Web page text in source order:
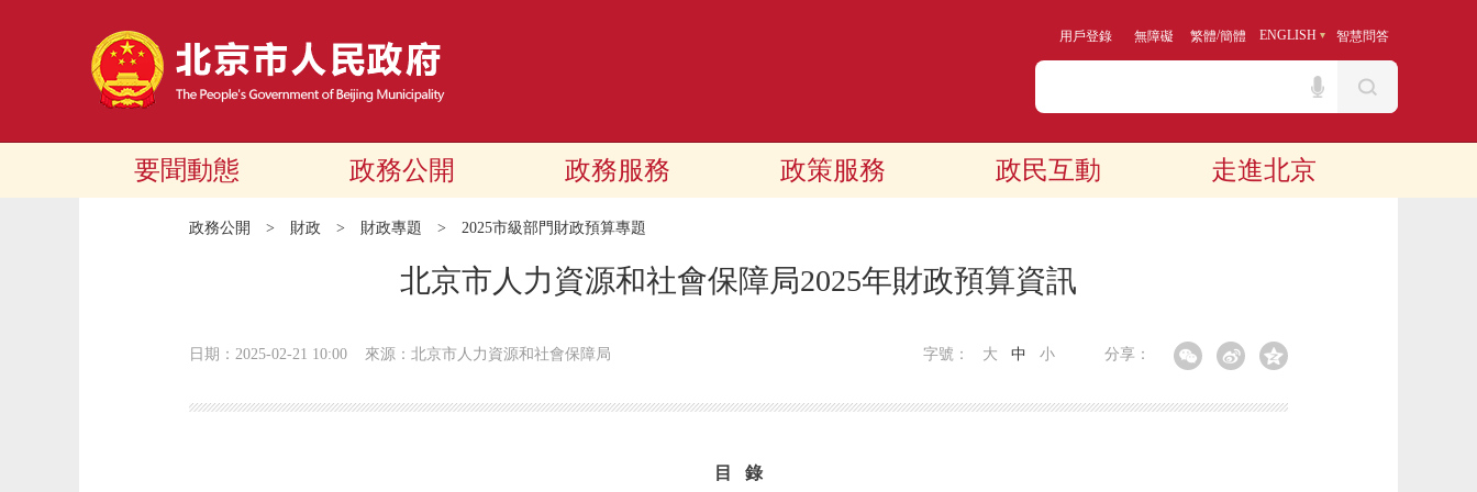
用戶登錄 無障礙 繁體/簡體 ENGLISH 智慧問答
要聞動態 政務公開 政務服務 政策服務 政民互動 走進北京
政務公開 > 財政 > 財政專題 > 2025市級部門財政預算專題
北京市人力資源和社會保障局2025年財政預算資訊
日期：2025-02-21 10:00 來源：北京市人力資源和社會保障局 分享：
字號： 大 中 小
目 錄